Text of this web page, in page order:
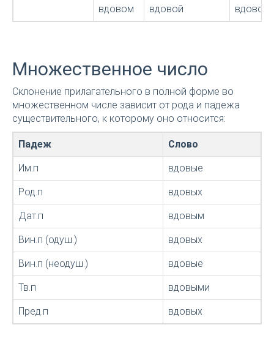
вдовом вдовой вдовом
Множественное число
Склонение прилагательного в полной форме во
множественном числе зависит от рода и падежа
существительного, к которому оно относится:
Падеж Слово
Им.п вдовые
Род.п вдовых
Дат.п вдовым
Вин.п (одуш.) вдовых
Вин.п (неодуш.) вдовые
Тв.п вдовыми
Пред.п вдовых